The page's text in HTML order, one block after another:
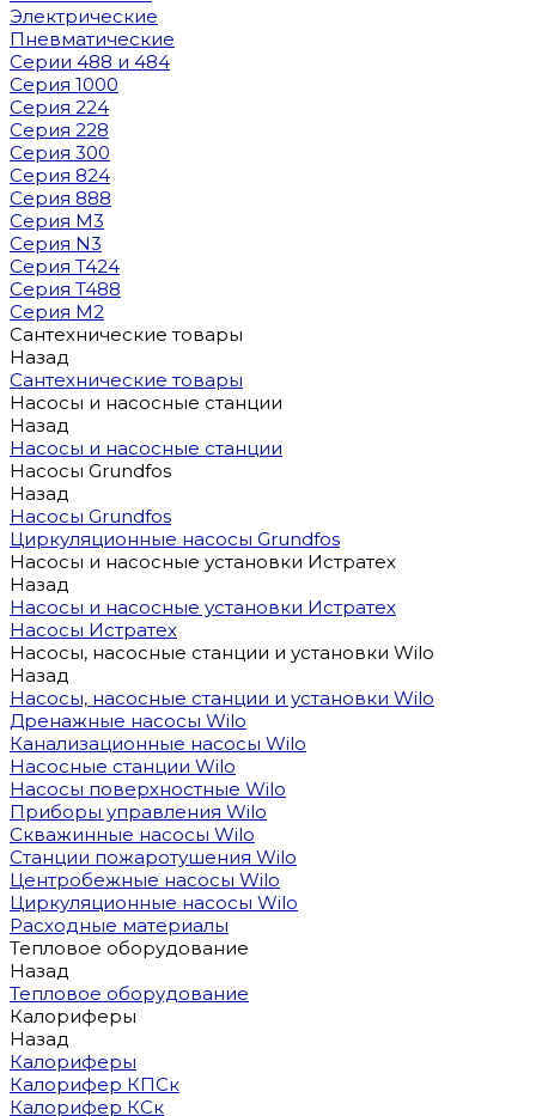
Электрические
Пневматические
Серии 488 и 484
Серия 1000
Серия 224
Серия 228
Серия 300
Серия 824
Серия 888
Серия M3
Серия N3
Серия T424
Серия T488
Серия М2
Сантехнические товары
Назад
Сантехнические товары
Насосы и насосные станции
Назад
Насосы и насосные станции
Насосы Grundfos
Назад
Насосы Grundfos
Циркуляционные насосы Grundfos
Насосы и насосные установки Истратех
Назад
Насосы и насосные установки Истратех
Насосы Истратех
Насосы, насосные станции и установки Wilo
Назад
Насосы, насосные станции и установки Wilo
Дренажные насосы Wilo
Канализационные насосы Wilo
Насосные станции Wilo
Насосы поверхностные Wilo
Приборы управления Wilo
Скважинные насосы Wilo
Станции пожаротушения Wilo
Центробежные насосы Wilo
Циркуляционные насосы Wilo
Расходные материалы
Тепловое оборудование
Назад
Тепловое оборудование
Калориферы
Назад
Калориферы
Калорифер КПСк
Калорифер КСк